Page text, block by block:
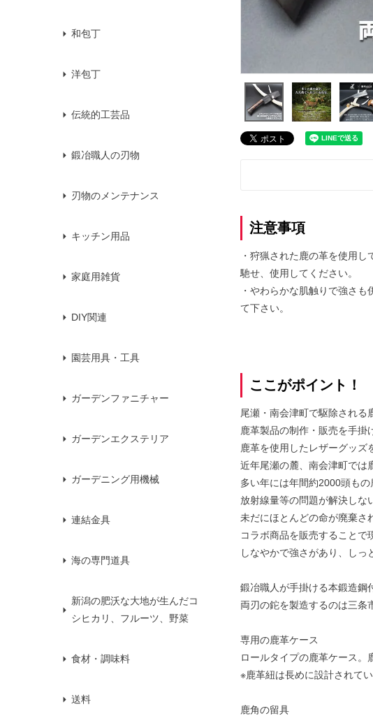
和包丁
洋包丁
伝統的工芸品
鍛冶職人の刃物
刃物のメンテナンス
キッチン用品
家庭用雑貨
DIY関連
園芸用具・工具
ガーデンファニチャー
ガーデンエクステリア
ガーデニング用機械
連結金具
海の専門道具
新潟の肥沃な大地が生んだコ
シヒカリ、フルーツ、野菜
食材・調味料
送料
注意事項
・狩猟された鹿の革を使用
馳せ、使用してください。
・やわらかな肌触りで強さ
て下さい。
ここがポイント！
尾瀬・南会津町で駆除される
鹿革製品の制作・販売を手掛
鹿革を使用したレザーグッズ
近年尾瀬の麓、南会津町では
多い年には年間約2000頭もの
放射線量等の問題が解決しな
未だにほとんどの命が廃棄さ
コラボ商品を販売することで
しなやかで強さがあり、し
鍛冶職人が手掛ける本鍛造鋼
両刃の鉈を製造するのは三条
専用の鹿革ケース
ロールタイプの鹿革ケース。
※鹿革紐は長めに設計されて
鹿角の留具